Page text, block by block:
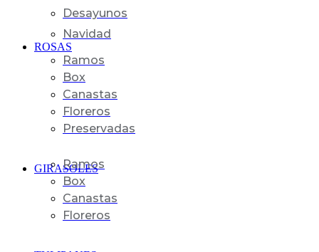
Desayunos
Navidad
ROSAS
Ramos
Box
Canastas
Floreros
Preservadas
GIRASOLES
Ramos
Box
Canastas
Floreros